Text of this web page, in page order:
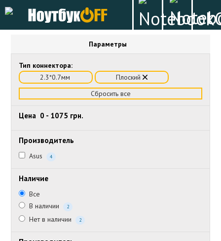
Параметры
Тип коннектора:
2.3*0.7мм
Плоский
Сбросить все
Цена 0 - 1075 грн.
Производитель
Asus 4
Наличие
Все
В наличии
2
Нет в наличии 2